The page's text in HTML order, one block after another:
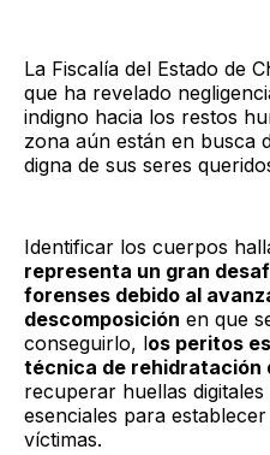
La Fiscalía del Estado de
que ha revelado
indigno hacia los restos
zona aún están en busca
digna de sus seres
Identificar los cuerpos
representa un gran
forenses debido al
descomposición en que
conseguirlo, los peritos
técnica de rehidratación
recuperar huellas
esenciales para
víctimas.